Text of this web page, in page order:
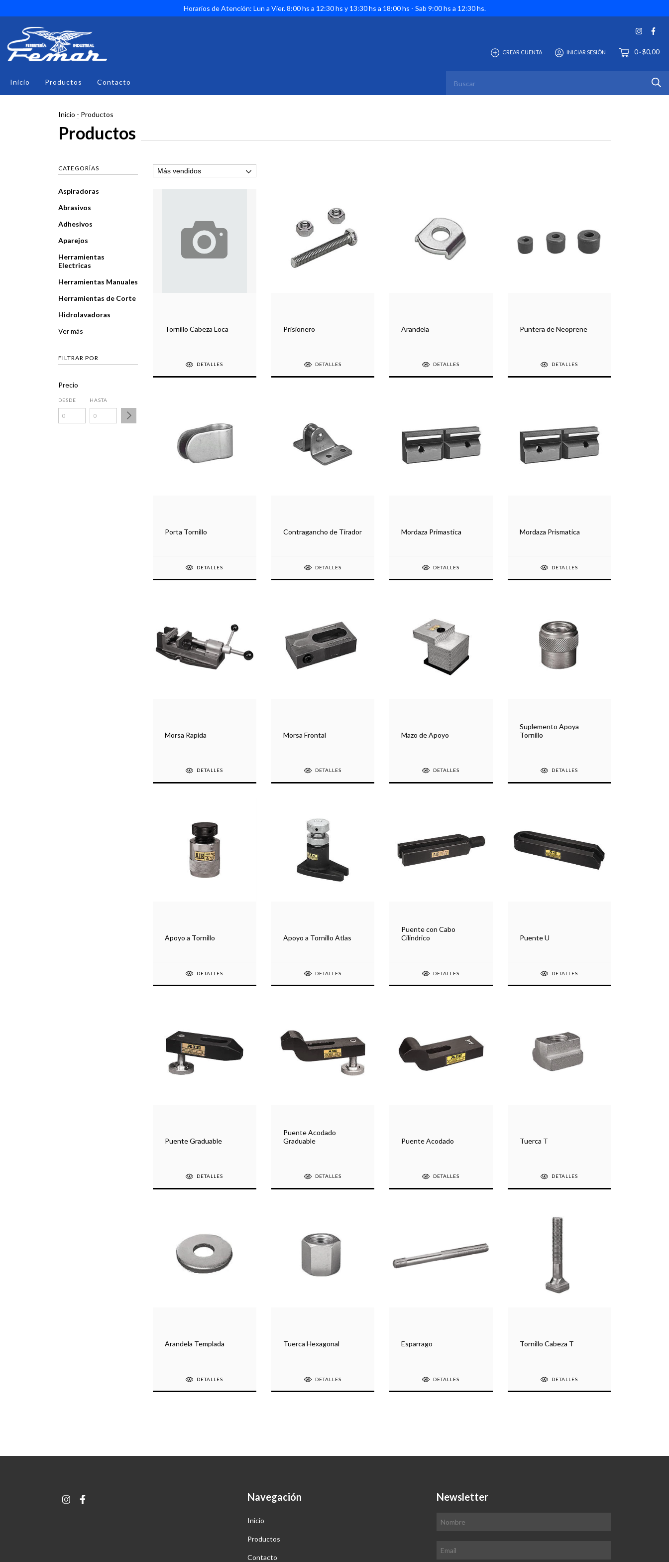
Horarios de Atención: Lun a Vier. 8:00 hs a 12:30 hs y 13:30 hs a 18:00 hs - Sab 9:00 hs a 12:30 hs.
CREAR CUENTA INICIAR SESIÓN 0-$0,00
Inicio Productos Contacto
Inicio - Productos
Productos
CATEGORÍAS
Aspiradoras
Abrasivos
Adhesivos
Aparejos
Herramientas
Electricas
Herramientas Manuales
Herramientas de Corte
Hidrolavadoras
Ver más
FILTRAR POR
Precio
DESDE HASTA
Tornillo Cabeza Loca
DETALLES
Prisionero
DETALLES
Arandela
DETALLES
Puntera de Neoprene
DETALLES
Porta Tornillo
DETALLES
Contragancho de Tirador
DETALLES
Mordaza Primastica
DETALLES
Mordaza Prismatica
DETALLES
Morsa Rapida
DETALLES
Morsa Frontal
DETALLES
Mazo de Apoyo
DETALLES
Suplemento Apoya
Tornillo
DETALLES
Apoyo a Tornillo
DETALLES
Apoyo a Tornillo Atlas
DETALLES
Puente con Cabo
Cilindrico
DETALLES
Puente U
DETALLES
Puente Graduable
DETALLES
Puente Acodado
Graduable
DETALLES
Puente Acodado
DETALLES
Tuerca T
DETALLES
Arandela Templada
DETALLES
Tuerca Hexagonal
DETALLES
Esparrago
DETALLES
Tornillo Cabeza T
DETALLES
Navegación
Inicio
Productos
Contacto
Newsletter